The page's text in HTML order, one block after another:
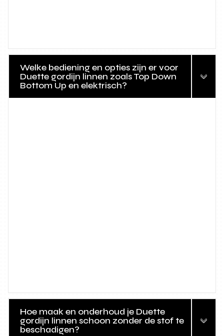
Welke bediening en opties zijn er voor
Duette gordijn linnen zoals Top Down
Bottom Up en elektrisch?
Hoe maak en onderhoud je Duette
gordijn linnen schoon zonder de stof te
beschadigen?